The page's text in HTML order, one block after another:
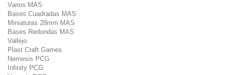
Varios MAS
Bases Cuadradas MAS
Miniaturas 28mm MAS
Bases Redondas MAS
Vallejo
Plast Craft Games
Nemesis PCG
Infinity PCG